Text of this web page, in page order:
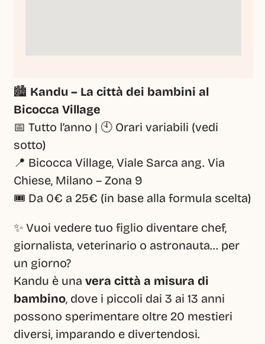
🏙️ Kandu – La città dei bambini al
Bicocca Village
📅 Tutto l’anno | 🕙 Orari variabili (vedi
sotto)
📍 Bicocca Village, Viale Sarca ang. Via
Chiese, Milano – Zona 9
🎟️ Da 0€ a 25€ (in base alla formula scelta)
✨ Vuoi vedere tuo figlio diventare chef,
giornalista, veterinario o astronauta… per
un giorno?
Kandu è una vera città a misura di
bambino, dove i piccoli dai 3 ai 13 anni
possono sperimentare oltre 20 mestieri
diversi, imparando e divertendosi.